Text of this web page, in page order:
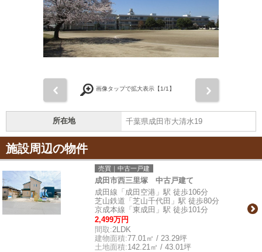
画像タップで拡大表示【1/1】
所在地 千葉県成田市大清水19
施設周辺の物件
売買｜中古一戸建
成田市西三里塚 中古戸建て
成田線「成田空港」駅 徒歩106分
芝山鉄道「芝山千代田」駅 徒歩80分
京成本線「東成田」駅 徒歩101分
2,499万円
間取:2LDK
建物面積:77.01㎡ / 23.29坪
土地面積:142.21㎡ / 43.01坪